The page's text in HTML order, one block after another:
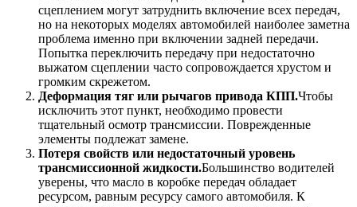
сцеплением могут затруднить включение всех передач,
но на некоторых моделях автомобилей наиболее заметна
проблема именно при включении задней передачи.
Попытка переключить передачу при недостаточно
выжатом сцеплении часто сопровождается хрустом и
громким скрежетом.
Деформация тяг или рычагов привода КПП.Чтобы
исключить этот пункт, необходимо провести
тщательный осмотр трансмиссии. Поврежденные
элементы подлежат замене.
Потеря свойств или недостаточный уровень
трансмиссионной жидкости.Большинство водителей
уверены, что масло в коробке передач обладает
ресурсом, равным ресурсу самого автомобиля. К